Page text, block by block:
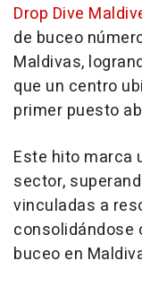
Drop Dive
de buceo
Maldivas,
que un centro
primer puesto
Este hito marca
sector,
vinculadas a
consolidándose
buceo en